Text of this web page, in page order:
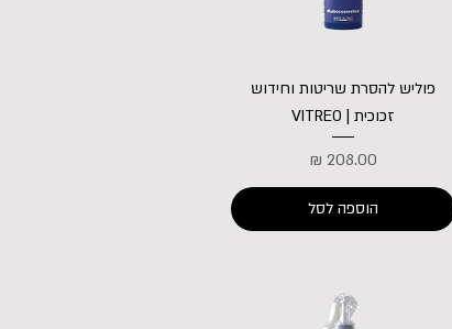
פוליש להסרת שריטות וחידוש
זכוכית | VITREO
מחיר
הוספה לסל